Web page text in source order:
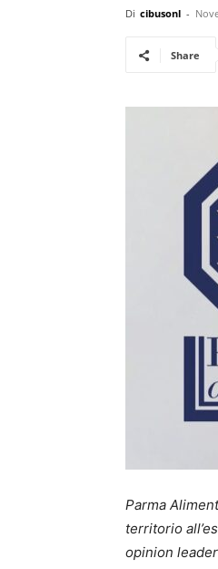
Di cibusonl -
Share
Parma
territorio
opinion